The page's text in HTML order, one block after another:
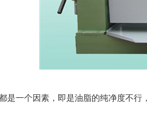
是一个因素，即是油脂的纯净度不